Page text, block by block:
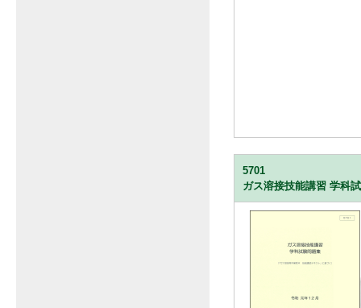
5701
ガス溶接技能講習 学科